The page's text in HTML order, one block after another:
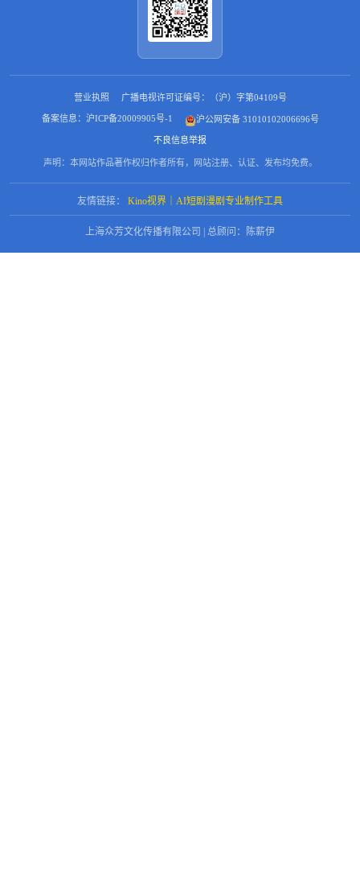
营业执照 广播电视许可证编号：（沪）字第04109号
备案信息：沪ICP备20009905号-1 沪公网安备 31010102006696号
不良信息举报
声明：本网站作品著作权归作者所有，网站注册、认证、发布均免费。
友情链接： Kino视界｜AI短剧漫剧专业制作工具
上海众芳文化传播有限公司 | 总顾问：陈薪伊